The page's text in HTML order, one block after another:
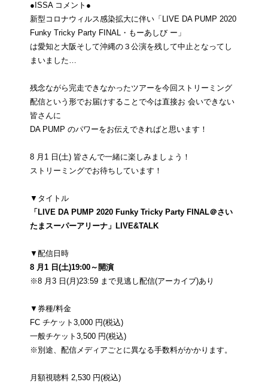
●ISSA コメント●
新型コロナウィルス感染拡大に伴い「LIVE DA PUMP 2020
Funky Tricky Party FINAL・もーあしび ー」
は愛知と大阪そして沖縄の３公演を残して中止となってし
まいました…
残念ながら完走できなかったツアーを今回ストリーミング
配信という形でお届けすることで今は直接お 会いできない
皆さんに
DA PUMP のパワーをお伝えできればと思います！
8 月1 日(土) 皆さんで一緒に楽しみましょう！
ストリーミングでお待ちしています！
▼タイトル
「LIVE DA PUMP 2020 Funky Tricky Party FINAL＠さい
たまスーパーアリーナ」LIVE&TALK
▼配信日時
8 月1 日(土)19:00～開演
※8 月3 日(月)23:59 まで見逃し配信(アーカイブ)あり
▼券種/料金
FC チケット3,000 円(税込)
一般チケット3,500 円(税込)
※別途、配信メディアごとに異なる手数料がかかります。
月額視聴料 2,530 円(税込)